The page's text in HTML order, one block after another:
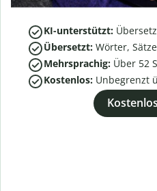
KI-unterstützt:
Übersetzt: Wörter,
Mehrsprachig: Über 52
Kostenlos: Unbegrenzt